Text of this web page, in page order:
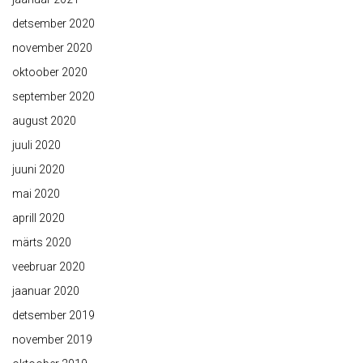
detsember 2020
november 2020
oktoober 2020
september 2020
august 2020
juuli 2020
juuni 2020
mai 2020
aprill 2020
märts 2020
veebruar 2020
jaanuar 2020
detsember 2019
november 2019